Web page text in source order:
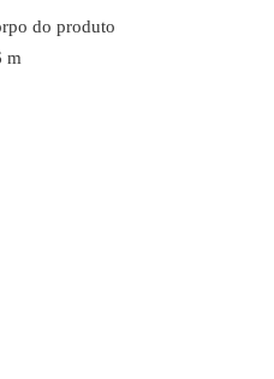
do produto
m